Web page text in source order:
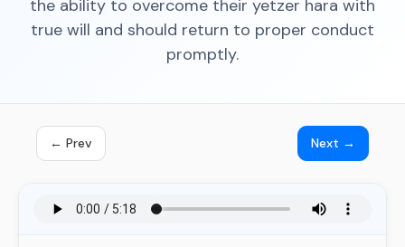
the ability to overcome their yetzer hara with
true will and should return to proper conduct
promptly.
← Prev Next →